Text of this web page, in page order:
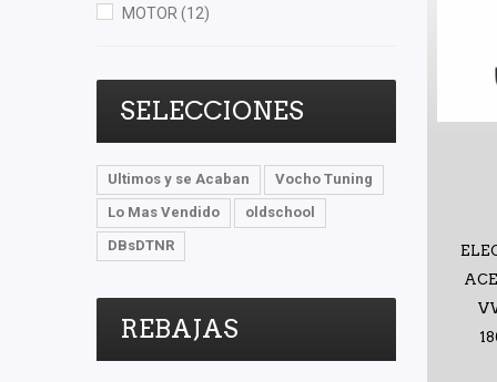
MOTOR (12)
SELECCIONES
Ultimos y se Acaban
Vocho Tuning
Lo Mas Vendido
oldschool
DBsDTNR
REBAJAS